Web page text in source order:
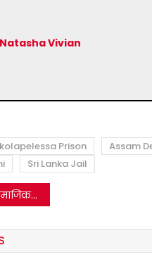
Natasha Vivian
Prison Assam
Sri Lanka Jail
के नाम से हुआ वाईरल |